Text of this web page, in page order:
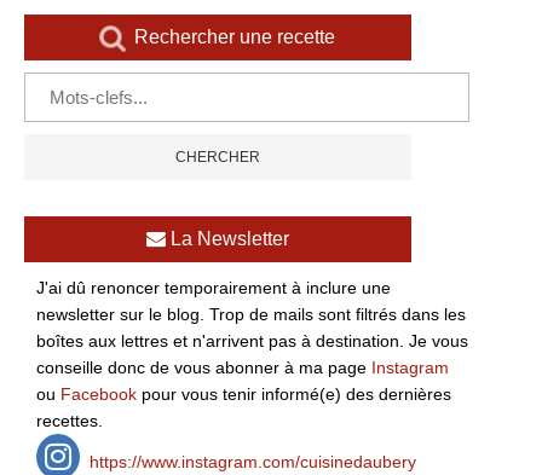
Rechercher une recette
La Newsletter
J'ai dû renoncer temporairement à inclure une
newsletter sur le blog. Trop de mails sont filtrés dans les
boîtes aux lettres et n'arrivent pas à destination. Je vous
conseille donc de vous abonner à ma page Instagram
ou Facebook pour vous tenir informé(e) des dernières
recettes.
https://www.instagram.com/cuisinedaubery